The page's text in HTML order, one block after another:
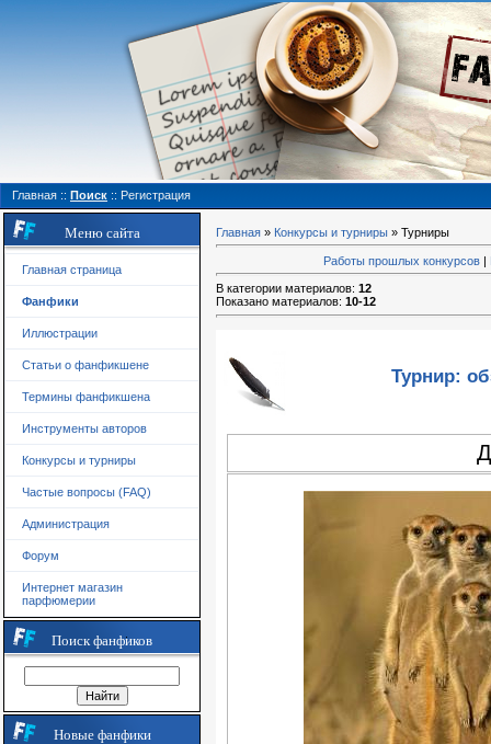
Главная :: Поиск :: Регистрация
Меню сайта
Главная страница
Фанфики
Иллюстрации
Статьи о фанфикшене
Термины фанфикшена
Инструменты авторов
Конкурсы и турниры
Частые вопросы (FAQ)
Администрация
Форум
Интернет магазин
парфюмерии
Поиск фанфиков
Новые фанфики
Главная » Конкурсы и турниры » Турниры
Работы прошлых конкурсов |
В категории материалов: 12
Показано материалов: 10-12
Турнир: